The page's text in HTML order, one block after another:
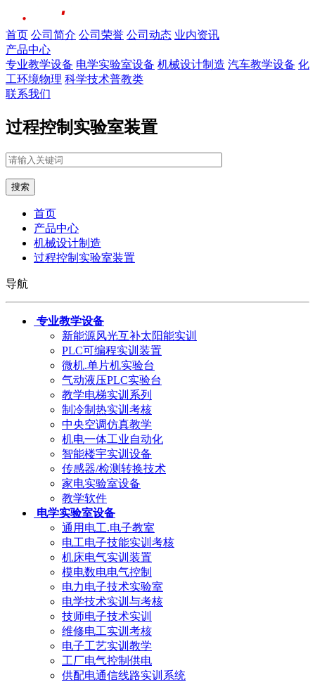
首页 公司简介 公司荣誉 公司动态 业内资讯
产品中心
专业教学设备 电学实验室设备 机械设计制造 汽车教学设备 化
工环境物理 科学技术普教类
联系我们
过程控制实验室装置
搜索
首页
产品中心
机械设计制造
过程控制实验室装置
导航
专业教学设备
新能源风光互补太阳能实训
PLC可编程实训装置
微机.单片机实验台
气动液压PLC实验台
教学电梯实训系列
制冷制热实训考核
中央空调仿真教学
机电一体工业自动化
智能楼宇实训设备
传感器/检测转换技术
家电实验室设备
教学软件
电学实验室设备
通用电工.电子教室
电工电子技能实训考核
机床电气实训装置
模电数电电气控制
电力电子技术实验室
电学技术实训与考核
技师电子技术实训
维修电工实训考核
电子工艺实训教学
工厂电气控制供电
供配电通信线路实训系统